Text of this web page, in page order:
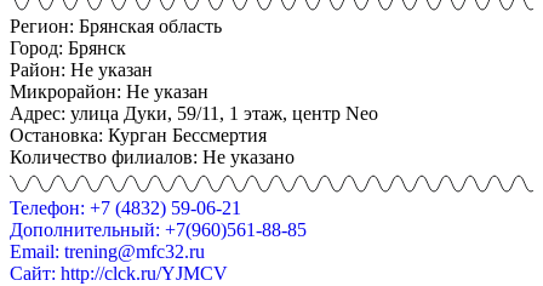
Регион: Брянская область
Город: Брянск
Район: Не указан
Микрорайон: Не указан
Адрес: улица Дуки, 59/11, 1 этаж, центр Neo
Остановка: Курган Бессмертия
Количество филиалов: Не указано
Телефон: +7 (4832) 59-06-21
Дополнительный: +7(960)561-88-85
Email: trening@mfc32.ru
Сайт: http://clck.ru/YJMCV